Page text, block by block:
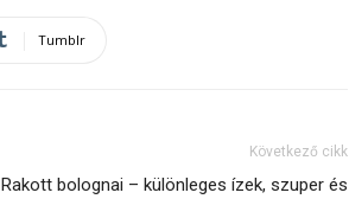
Tumblr
Következő cikk
Rakott bolognai – különleges ízek, szuper és